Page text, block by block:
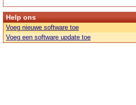
Help ons
Voeg nieuwe software toe
Voeg een software update toe